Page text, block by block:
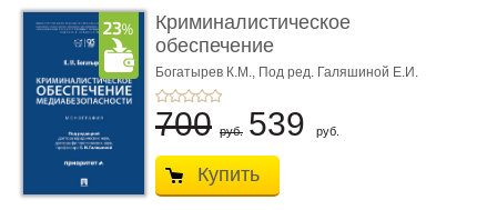
Криминалистическое
обеспечение
медиабезопас� ...
Богатырев К.М., Под ред. Галяшиной Е.И.
700 руб. 539 руб.
Купить